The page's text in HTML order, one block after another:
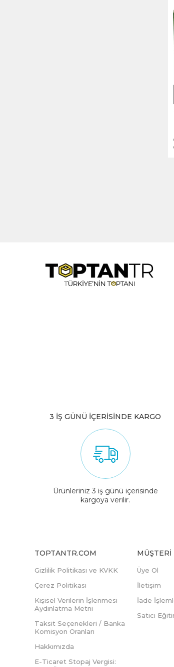
3 İŞ GÜNÜ İÇERİSİNDE KARGO
Ürünleriniz 3 iş günü içerisinde
kargoya verilir.
TOPTANTR.COM
Gizlilik Politikası ve KVKK
Çerez Politikası
Kişisel Verilerin İşlenmesi
Aydınlatma Metni
Taksit Seçenekleri / Banka
Komisyon Oranları
Hakkımızda
E-Ticaret Stopaj Vergisi:
Üye Ol
İletişim
İade
Satıcı